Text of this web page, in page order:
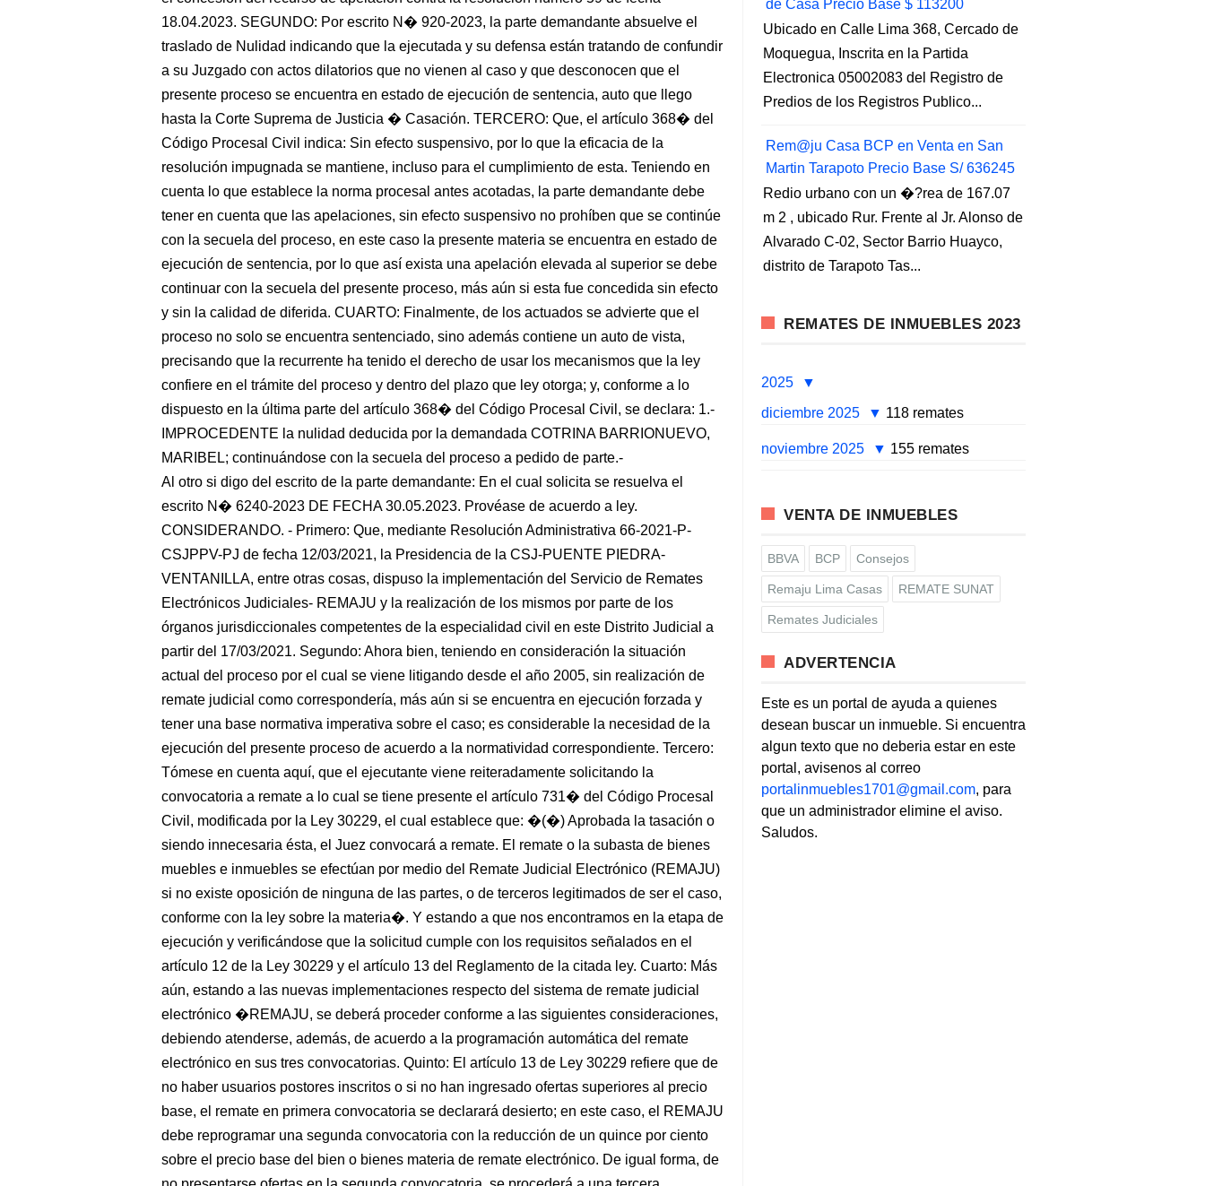
18.04.2023. SEGUNDO: Por escrito N� 920-2023, la parte demandante absuelve el
traslado de Nulidad indicando que la ejecutada y su defensa están tratando de confundir
a su Juzgado con actos dilatorios que no vienen al caso y que desconocen que el
presente proceso se encuentra en estado de ejecución de sentencia, auto que llego
hasta la Corte Suprema de Justicia � Casación. TERCERO: Que, el artículo 368� del
Código Procesal Civil indica: Sin efecto suspensivo, por lo que la eficacia de la
resolución impugnada se mantiene, incluso para el cumplimiento de esta. Teniendo en
cuenta lo que establece la norma procesal antes acotadas, la parte demandante debe
tener en cuenta que las apelaciones, sin efecto suspensivo no prohíben que se continúe
con la secuela del proceso, en este caso la presente materia se encuentra en estado de
ejecución de sentencia, por lo que así exista una apelación elevada al superior se debe
continuar con la secuela del presente proceso, más aún si esta fue concedida sin efecto
y sin la calidad de diferida. CUARTO: Finalmente, de los actuados se advierte que el
proceso no solo se encuentra sentenciado, sino además contiene un auto de vista,
precisando que la recurrente ha tenido el derecho de usar los mecanismos que la ley
confiere en el trámite del proceso y dentro del plazo que ley otorga; y, conforme a lo
dispuesto en la última parte del artículo 368� del Código Procesal Civil, se declara: 1.-
IMPROCEDENTE la nulidad deducida por la demandada COTRINA BARRIONUEVO,
MARIBEL; continuándose con la secuela del proceso a pedido de parte.-
Al otro si digo del escrito de la parte demandante: En el cual solicita se resuelva el
escrito N� 6240-2023 DE FECHA 30.05.2023. Provéase de acuerdo a ley.
CONSIDERANDO. - Primero: Que, mediante Resolución Administrativa 66-2021-P-
CSJPPV-PJ de fecha 12/03/2021, la Presidencia de la CSJ-PUENTE PIEDRA-
VENTANILLA, entre otras cosas, dispuso la implementación del Servicio de Remates
Electrónicos Judiciales- REMAJU y la realización de los mismos por parte de los
órganos jurisdiccionales competentes de la especialidad civil en este Distrito Judicial a
partir del 17/03/2021. Segundo: Ahora bien, teniendo en consideración la situación
actual del proceso por el cual se viene litigando desde el año 2005, sin realización de
remate judicial como correspondería, más aún si se encuentra en ejecución forzada y
tener una base normativa imperativa sobre el caso; es considerable la necesidad de la
ejecución del presente proceso de acuerdo a la normatividad correspondiente. Tercero:
Tómese en cuenta aquí, que el ejecutante viene reiteradamente solicitando la
convocatoria a remate a lo cual se tiene presente el artículo 731� del Código Procesal
Civil, modificada por la Ley 30229, el cual establece que: �(�) Aprobada la tasación o
siendo innecesaria ésta, el Juez convocará a remate. El remate o la subasta de bienes
muebles e inmuebles se efectúan por medio del Remate Judicial Electrónico (REMAJU)
si no existe oposición de ninguna de las partes, o de terceros legitimados de ser el caso,
conforme con la ley sobre la materia�. Y estando a que nos encontramos en la etapa de
ejecución y verificándose que la solicitud cumple con los requisitos señalados en el
artículo 12 de la Ley 30229 y el artículo 13 del Reglamento de la citada ley. Cuarto: Más
aún, estando a las nuevas implementaciones respecto del sistema de remate judicial
electrónico �REMAJU, se deberá proceder conforme a las siguientes consideraciones,
debiendo atenderse, además, de acuerdo a la programación automática del remate
electrónico en sus tres convocatorias. Quinto: El artículo 13 de Ley 30229 refiere que de
no haber usuarios postores inscritos o si no han ingresado ofertas superiores al precio
base, el remate en primera convocatoria se declarará desierto; en este caso, el REMAJU
debe reprogramar una segunda convocatoria con la reducción de un quince por ciento
sobre el precio base del bien o bienes materia de remate electrónico. De igual forma, de
de Casa Precio Base $ 113200
Ubicado en Calle Lima 368, Cercado de
Moquegua, Inscrita en la Partida
Electronica 05002083 del Registro de
Predios de los Registros Publico...
Rem@ju Casa BCP en Venta en San
Martin Tarapoto Precio Base S/ 636245
Redio urbano con un �?rea de 167.07
m 2 , ubicado Rur. Frente al Jr. Alonso de
Alvarado C-02, Sector Barrio Huayco,
distrito de Tarapoto Tas...
REMATES DE INMUEBLES 2023
2025
diciembre 2025
118 remates
noviembre 2025 155 remates
VENTA DE INMUEBLES
BBVA BCP Consejos
Remaju Lima Casas REMATE SUNAT
Remates Judiciales
ADVERTENCIA
Este es un portal de ayuda a quienes
desean buscar un inmueble. Si encuentra
algun texto que no deberia estar en este
portal, avisenos al correo
portalinmuebles1701@gmail.com, para
que un administrador elimine el aviso.
Saludos.